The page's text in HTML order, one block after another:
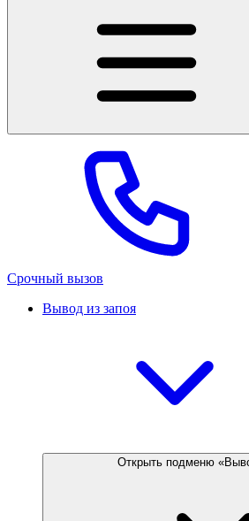
Срочный вызов
Вывод из запоя
Открыть подменю